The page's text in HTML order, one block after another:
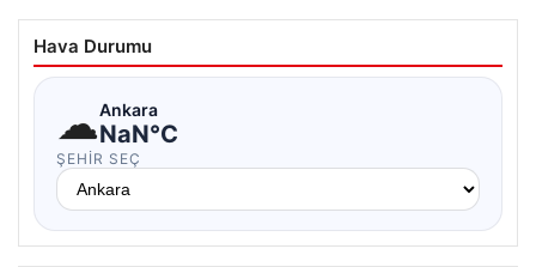
Hava Durumu
☁Ankara
NaN°C
ŞEHIR SEÇ